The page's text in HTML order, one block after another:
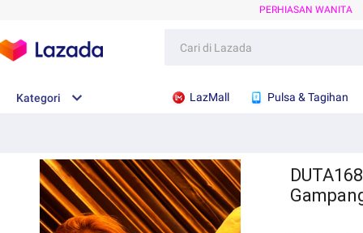
PERHIASAN WANITA
Kategori LazMall Pulsa & Tagihan